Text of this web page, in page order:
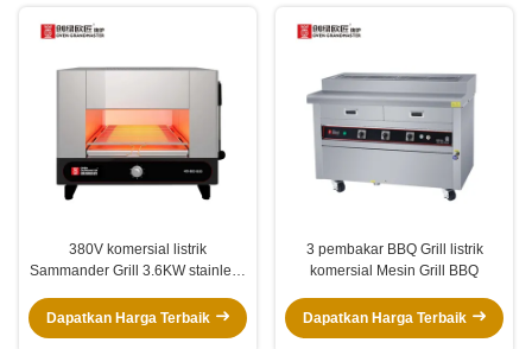
380V komersial listrik
Sammander Grill 3.6KW stainless
Dapatkan Harga Terbaik
3 pembakar BBQ Grill listrik
komersial Mesin Grill BBQ
Dapatkan Harga Terbaik